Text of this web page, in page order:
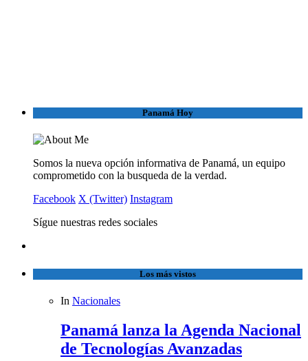
Panamá Hoy
Somos la nueva opción informativa de Panamá, un equipo
comprometido con la busqueda de la verdad.
Facebook X (Twitter) Instagram
Sígue nuestras redes sociales
Los más vistos
In Nacionales
Panamá lanza la Agenda Nacional
de Tecnologías Avanzadas